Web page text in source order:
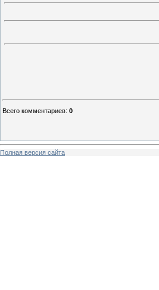
Всего комментариев: 0
Полная версия сайта